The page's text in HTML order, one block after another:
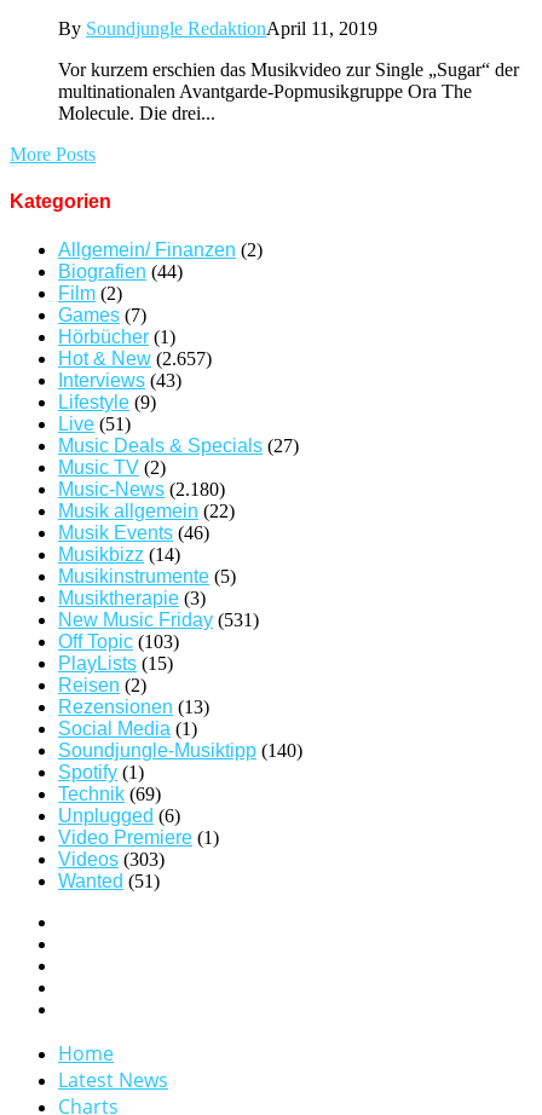
By Soundjungle RedaktionApril 11, 2019
Vor kurzem erschien das Musikvideo zur Single „Sugar“ der
multinationalen Avantgarde-Popmusikgruppe Ora The
Molecule. Die drei...
More Posts
Kategorien
Allgemein/ Finanzen (2)
Biografien (44)
Film (2)
Games (7)
Hörbücher (1)
Hot & New (2.657)
Interviews (43)
Lifestyle (9)
Live (51)
Music Deals & Specials (27)
Music TV (2)
Music-News (2.180)
Musik allgemein (22)
Musik Events (46)
Musikbizz (14)
Musikinstrumente (5)
Musiktherapie (3)
New Music Friday (531)
Off Topic (103)
PlayLists (15)
Reisen (2)
Rezensionen (13)
Social Media (1)
Soundjungle-Musiktipp (140)
Spotify (1)
Technik (69)
Unplugged (6)
Video Premiere (1)
Videos (303)
Wanted (51)
Home
Latest News
Charts